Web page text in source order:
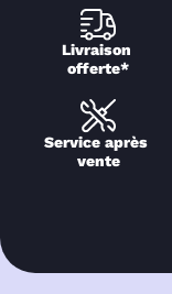
Livraison
offerte*
Service après
vente